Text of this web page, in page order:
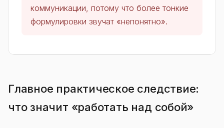
коммуникации, потому что более тонкие
формулировки звучат «непонятно».
Главное практическое следствие:
что значит «работать над собой»